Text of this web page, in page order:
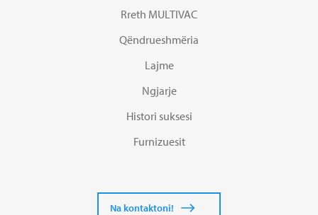
Rreth MULTIVAC
Qëndrueshmëria
Lajme
Ngjarje
Histori suksesi
Furnizuesit
Na kontaktoni!